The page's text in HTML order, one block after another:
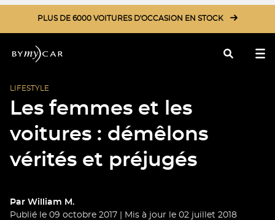
PLUS DE 6000 VOITURES D'OCCASION EN STOCK
LIFESTYLE
Les femmes et les
voitures : démêlons
vérités et préjugés
Par William M.
Publié le 09 octobre 2017 | Mis à jour le 02 juillet 2018